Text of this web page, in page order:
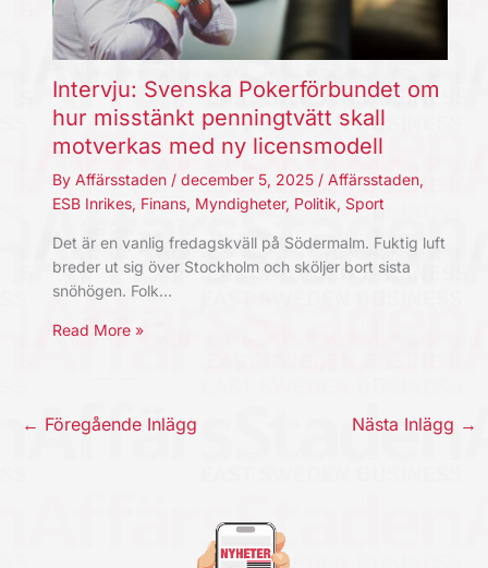
Intervju: Svenska Pokerförbundet om
hur misstänkt penningtvätt skall
motverkas med ny licensmodell
By Affärsstaden / december 5, 2025 / Affärsstaden,
ESB Inrikes, Finans, Myndigheter, Politik, Sport
Det är en vanlig fredagskväll på Södermalm. Fuktig luft
breder ut sig över Stockholm och sköljer bort sista
snöhögen. Folk…
Read More »
← Föregående Inlägg Nästa Inlägg →